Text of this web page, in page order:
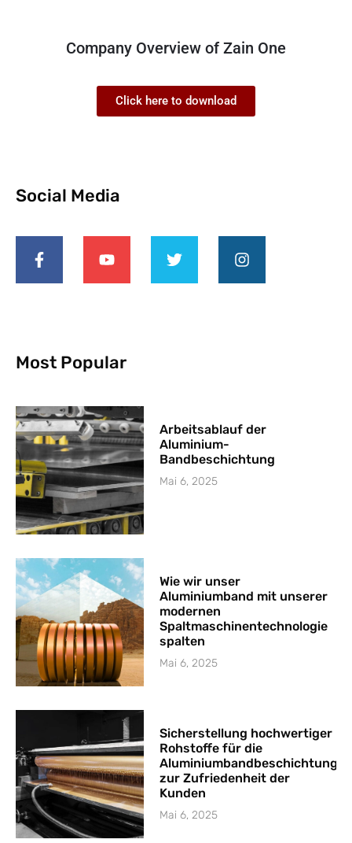
Company Overview of Zain One
Click here to download
Social Media
Most Popular
Arbeitsablauf der
Aluminium-
Bandbeschichtung
Mai 6, 2025
Wie wir unser
Aluminiumband mit unserer
modernen
Spaltmaschinentechnologie
spalten
Mai 6, 2025
Sicherstellung hochwertiger
Rohstoffe für die
Aluminiumbandbeschichtung
zur Zufriedenheit der
Kunden
Mai 6, 2025